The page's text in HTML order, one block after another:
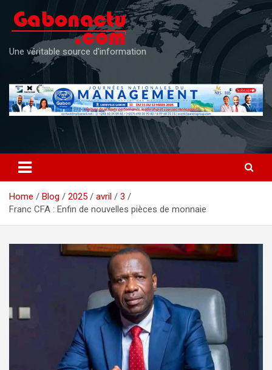
content
Une véritable source d'information
Home Blog 2025 avril
3
Franc CFA : Enfin de nouvelles pièces de monnaie